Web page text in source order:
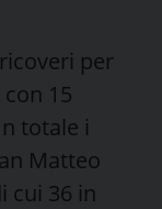
per
15
totale i
Matteo
cui 36 in